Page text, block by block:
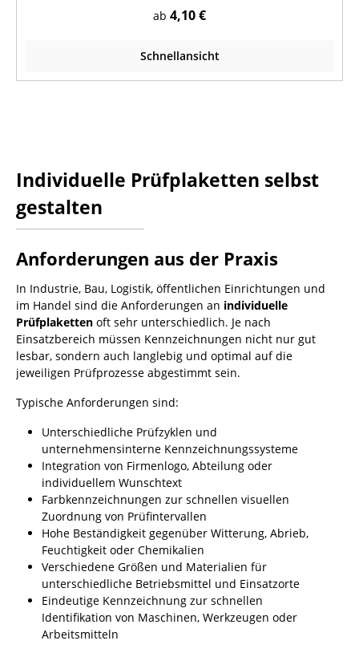
ab 4,10 €
Schnellansicht
Individuelle Prüfplaketten selbst
gestalten
Anforderungen aus der Praxis
In Industrie, Bau, Logistik, öffentlichen Einrichtungen und
im Handel sind die Anforderungen an individuelle
Prüfplaketten oft sehr unterschiedlich. Je nach
Einsatzbereich müssen Kennzeichnungen nicht nur gut
lesbar, sondern auch langlebig und optimal auf die
jeweiligen Prüfprozesse abgestimmt sein.
Typische Anforderungen sind:
Unterschiedliche Prüfzyklen und
unternehmensinterne Kennzeichnungssysteme
Integration von Firmenlogo, Abteilung oder
individuellem Wunschtext
Farbkennzeichnungen zur schnellen visuellen
Zuordnung von Prüfintervallen
Hohe Beständigkeit gegenüber Witterung, Abrieb,
Feuchtigkeit oder Chemikalien
Verschiedene Größen und Materialien für
unterschiedliche Betriebsmittel und Einsatzorte
Eindeutige Kennzeichnung zur schnellen
Identifikation von Maschinen, Werkzeugen oder
Arbeitsmitteln